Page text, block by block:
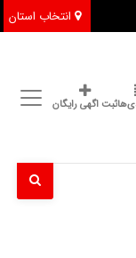
انتخاب استان
ثبت اگهی رایگان